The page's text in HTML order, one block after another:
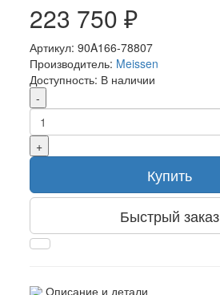
223 750 ₽
Артикул: 90A166-78807
Производитель: Meissen
Доступность: В наличии
-
+
Купить
Быстрый заказ
Описание и детали